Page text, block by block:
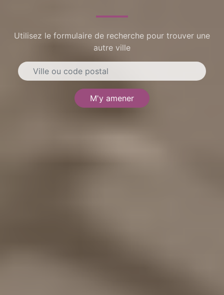
Utilisez le formulaire de recherche pour trouver une
autre ville
M'y amener